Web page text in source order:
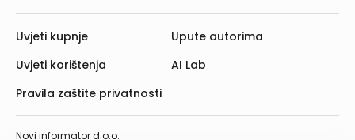
Novi informator d.o.o.
Uvjeti kupnje
Uvjeti korištenja
Pravila zaštite privatnosti
Upute autorima
AI Lab